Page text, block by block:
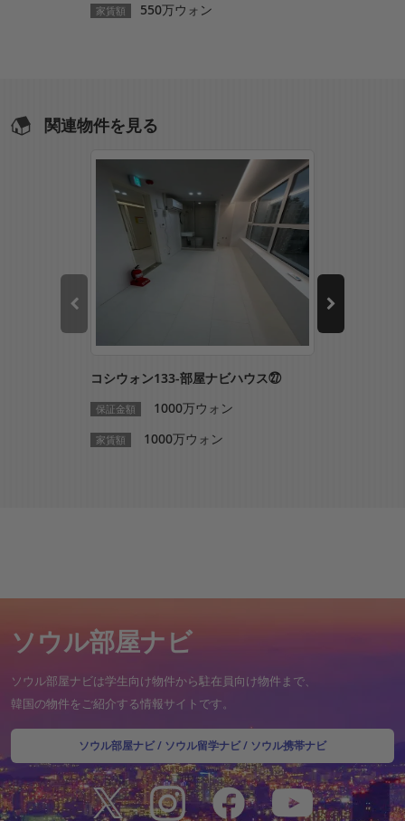
家賃額 550万ウォン
関連物件を見る
コシウォン133-部屋ナビハウス㉗
保証金額 1000万ウォン
家賃額 1000万ウォン
ソウル部屋ナビ
ソウル部屋ナビは学生向け物件から駐在員向け物件まで、
韓国の物件をご紹介する情報サイトです。
ソウル部屋ナビ/ ソウル留学ナビ/ ソウル携帯ナビ